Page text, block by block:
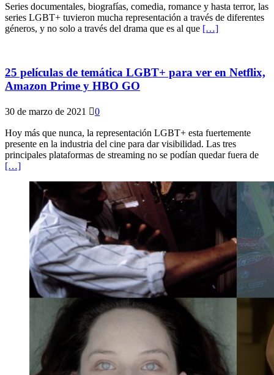
Series documentales, biografías, comedia, romance y hasta terror, las
series LGBT+ tuvieron mucha representación a través de diferentes
géneros, y no solo a través del drama que es al que […]
25 películas de temática LGBT+ para ver en Netflix,
Amazon Prime y HBO GO
30 de marzo de 2021 0
Hoy más que nunca, la representación LGBT+ esta fuertemente
presente en la industria del cine para dar visibilidad. Las tres
principales plataformas de streaming no se podían quedar fuera de
[…]